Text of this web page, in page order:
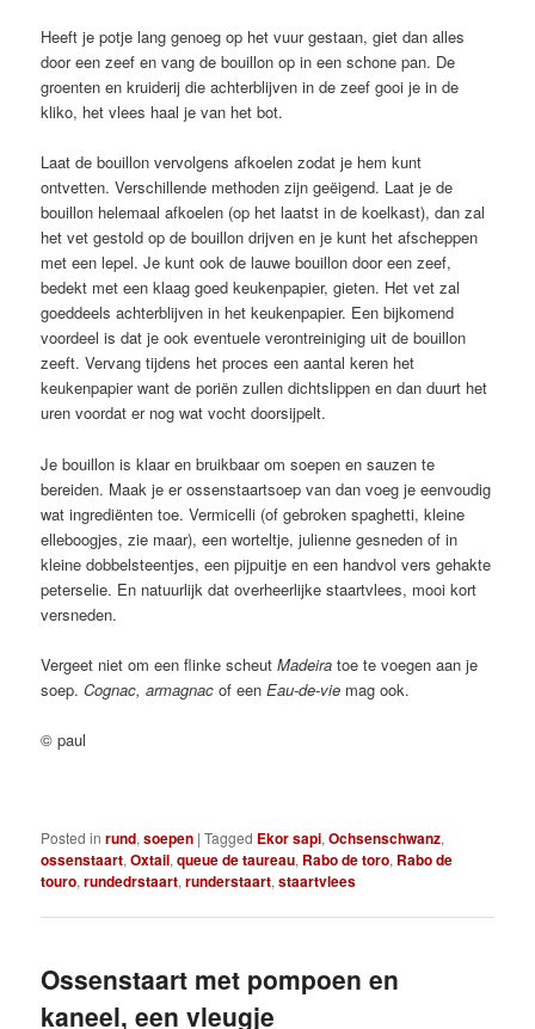
Heeft je potje lang genoeg op het vuur gestaan, giet dan alles
door een zeef en vang de bouillon op in een schone pan. De
groenten en kruiderij die achterblijven in de zeef gooi je in de
kliko, het vlees haal je van het bot.
Laat de bouillon vervolgens afkoelen zodat je hem kunt
ontvetten. Verschillende methoden zijn geëigend. Laat je de
bouillon helemaal afkoelen (op het laatst in de koelkast), dan zal
het vet gestold op de bouillon drijven en je kunt het afscheppen
met een lepel. Je kunt ook de lauwe bouillon door een zeef,
bedekt met een klaag goed keukenpapier, gieten. Het vet zal
goeddeels achterblijven in het keukenpapier. Een bijkomend
voordeel is dat je ook eventuele verontreiniging uit de bouillon
zeeft. Vervang tijdens het proces een aantal keren het
keukenpapier want de poriën zullen dichtslippen en dan duurt het
uren voordat er nog wat vocht doorsijpelt.
Je bouillon is klaar en bruikbaar om soepen en sauzen te
bereiden. Maak je er ossenstaartsoep van dan voeg je eenvoudig
wat ingrediënten toe. Vermicelli (of gebroken spaghetti, kleine
elleboogjes, zie maar), een worteltje, julienne gesneden of in
kleine dobbelsteentjes, een pijpuitje en een handvol vers gehakte
peterselie. En natuurlijk dat overheerlijke staartvlees, mooi kort
versneden.
Vergeet niet om een flinke scheut Madeira toe te voegen aan je
soep.Cognac, armagnac of eenEau-de-vie mag ook.
© paul
Posted in rund,soepen |Tagged Ekor sapi,Ochsenschwanz,
ossenstaart,Oxtail,queue de taureau, Rabo de toro, Rabo de
touro,rundedrstaart,runderstaart,staartvlees
Ossenstaart met pompoen en
kaneel, een vleugje